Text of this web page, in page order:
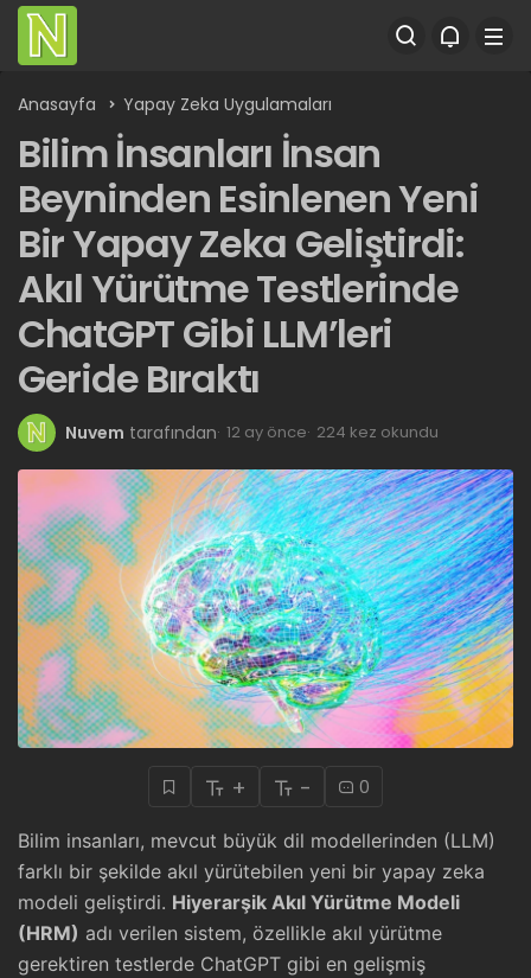
Anasayfa Yapay Zeka Uygulamaları
Bilim İnsanları İnsan
Beyninden Esinlenen Yeni
Bir Yapay Zeka Geliştirdi:
Akıl Yürütme Testlerinde
ChatGPT Gibi LLM’leri
Geride Bıraktı
Nuvem tarafından 12 ay önce 224 kez okundu
+ - 0
Bilim insanları, mevcut büyük dil modellerinden (LLM)
farklı bir şekilde akıl yürütebilen yeni bir yapay zeka
modeli geliştirdi. Hiyerarşik Akıl Yürütme Modeli
(HRM) adı verilen sistem, özellikle akıl yürütme
gerektiren testlerde ChatGPT gibi en gelişmiş